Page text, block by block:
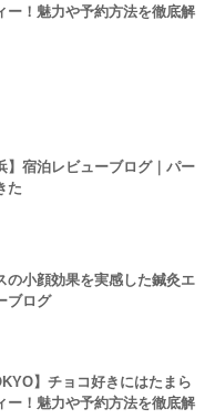
ー！魅力や予約方法を徹底解
】宿泊レビューブログ｜パー
た
の小顔効果を実感した鍼灸エ
ブログ
】チョコ好きにはたまら
ー！魅力や予約方法を徹底解